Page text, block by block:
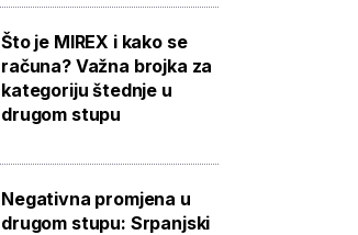
Što je MIREX i kako se
računa? Važna brojka za
kategoriju štednje u
drugom stupu
Negativna promjena u
drugom stupu: Srpanjski